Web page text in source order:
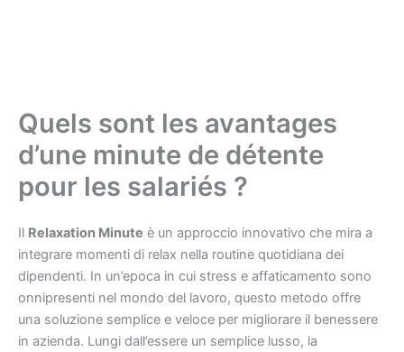
Quels sont les avantages
d’une minute de détente
pour les salariés ?
Il Relaxation Minute è un approccio innovativo che mira a
integrare momenti di relax nella routine quotidiana dei
dipendenti. In un’epoca in cui stress e affaticamento sono
onnipresenti nel mondo del lavoro, questo metodo offre
una soluzione semplice e veloce per migliorare il benessere
in azienda. Lungi dall’essere un semplice lusso, la